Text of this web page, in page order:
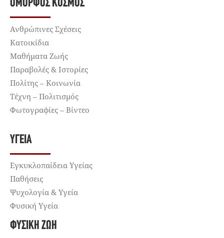
ΌΜΟΡΦΟΣ ΚΌΣΜΟΣ
Ανθρώπινες Σχέσεις
Κατοικίδια
Μαθήματα Ζωής
Παραβολές & Ιστορίες
Πολίτης – Κοινωνία
Τέχνη – Πολιτισμός
Φωτογραφίες – Βίντεο
ΥΓΕΊΑ
Εγκυκλοπαίδεια Υγείας
Παθήσεις
Ψυχολογία & Υγεία
Φυσική Υγεία
ΦΥΣΙΚΉ ΖΩΉ